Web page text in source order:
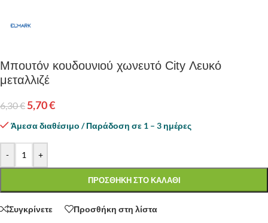
Μπουτόν κουδουνιού χωνευτό City Λευκό
μεταλλιζέ
6,30€ 5,70€
Άμεσα διαθέσιμο / Παράδοση σε 1 – 3 ημέρες
- +
ΠΡΟΣΘΗΚΗ ΣΤΟ ΚΑΛΑΘΙ
Συγκρίνετε Προσθήκη στη λίστα